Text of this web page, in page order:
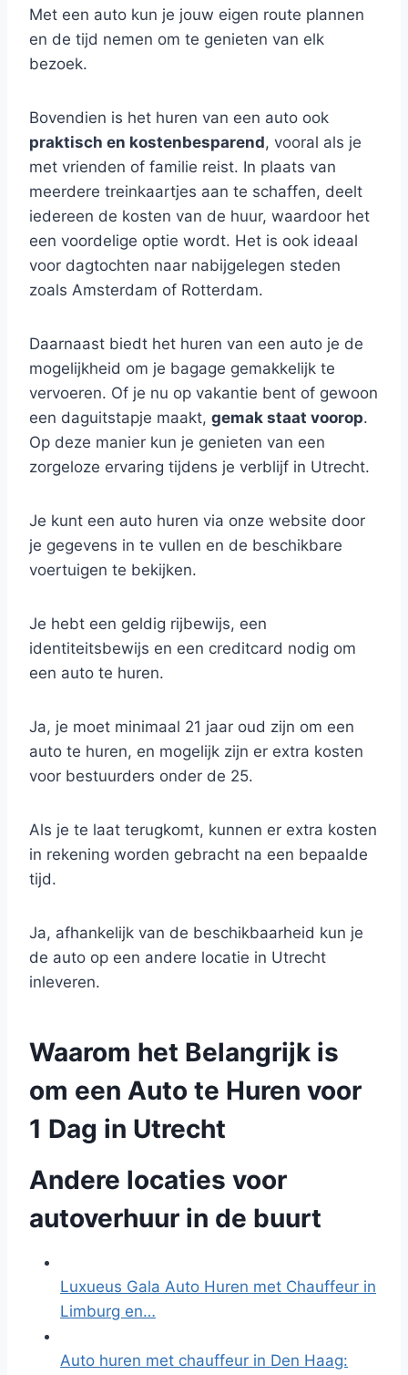
Met een auto kun je jouw eigen route plannen
en de tijd nemen om te genieten van elk
bezoek.
Bovendien is het huren van een auto ook
praktisch en kostenbesparend, vooral als je
met vrienden of familie reist. In plaats van
meerdere treinkaartjes aan te schaffen, deelt
iedereen de kosten van de huur, waardoor het
een voordelige optie wordt. Het is ook ideaal
voor dagtochten naar nabijgelegen steden
zoals Amsterdam of Rotterdam.
Daarnaast biedt het huren van een auto je de
mogelijkheid om je bagage gemakkelijk te
vervoeren. Of je nu op vakantie bent of gewoon
een daguitstapje maakt, gemak staat voorop.
Op deze manier kun je genieten van een
zorgeloze ervaring tijdens je verblijf in Utrecht.
Je kunt een auto huren via onze website door
je gegevens in te vullen en de beschikbare
voertuigen te bekijken.
Je hebt een geldig rijbewijs, een
identiteitsbewijs en een creditcard nodig om
een auto te huren.
Ja, je moet minimaal 21 jaar oud zijn om een
auto te huren, en mogelijk zijn er extra kosten
voor bestuurders onder de 25.
Als je te laat terugkomt, kunnen er extra kosten
in rekening worden gebracht na een bepaalde
tijd.
Ja, afhankelijk van de beschikbaarheid kun je
de auto op een andere locatie in Utrecht
inleveren.
Waarom het Belangrijk is
om een Auto te Huren voor
1 Dag in Utrecht
Andere locaties voor
autoverhuur in de buurt
Luxueus Gala Auto Huren met Chauffeur in
Limburg en…
Auto huren met chauffeur in Den Haag: